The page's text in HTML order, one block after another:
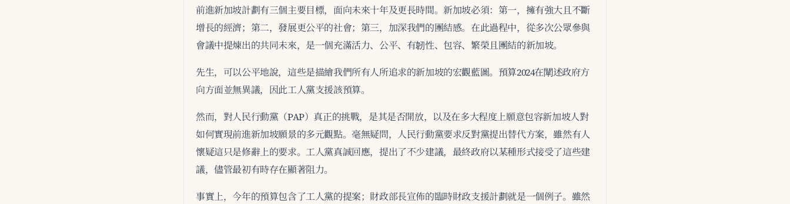
前進新加坡計劃有三個主要目標，面向未來十年及更長時間。新加坡必須：第一，擁有強大且不斷
增長的經濟；第二，發展更公平的社會；第三，加深我們的團結感。在此過程中，從多次公眾參與
會議中提煉出的共同未來，是一個充滿活力、公平、有韌性、包容、繁榮且團結的新加坡。
先生，可以公平地說，這些是描繪我們所有人所追求的新加坡的宏觀藍圖。預算2024在闡述政府方
向方面並無異議，因此工人黨支援該預算。
然而，對人民行動黨（PAP）真正的挑戰，是其是否開放，以及在多大程度上願意包容新加坡人對
如何實現前進新加坡願景的多元觀點。毫無疑問，人民行動黨要求反對黨提出替代方案，雖然有人
懷疑這只是修辭上的要求。工人黨真誠回應，提出了不少建議，最終政府以某種形式接受了這些建
議，儘管最初有時存在顯著阻力。
事實上，今年的預算包含了工人黨的提案；財政部長宣佈的臨時財政支援計劃就是一個例子。雖然